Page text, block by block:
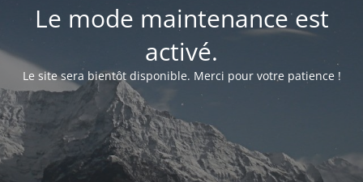
Le mode maintenance est
activé.
Le site sera bientôt disponible. Merci pour votre patience !